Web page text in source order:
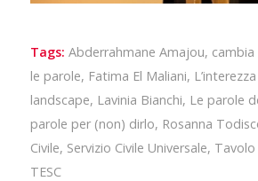
Tags: Abderrahmane Amajou,
le parole, Fatima El Maliani,
landscape, Lavinia Bianchi, Le parole
parole per (non) dirlo, Rosanna
Civile, Servizio Civile Universale, Tavolo
TESC